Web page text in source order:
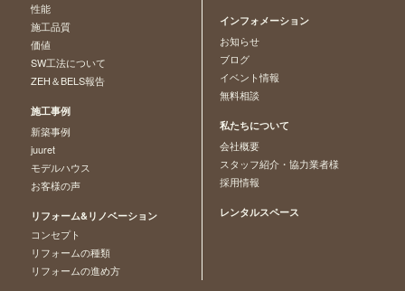
性能
施工品質
価値
SW工法について
ZEH＆BELS報告
施工事例
新築事例
juuret
モデルハウス
お客様の声
リフォーム&リノベーション
コンセプト
リフォームの種類
リフォームの進め方
インフォメーション
お知らせ
ブログ
イベント情報
無料相談
私たちについて
会社概要
スタッフ紹介・協力業者様
採用情報
レンタルスペース